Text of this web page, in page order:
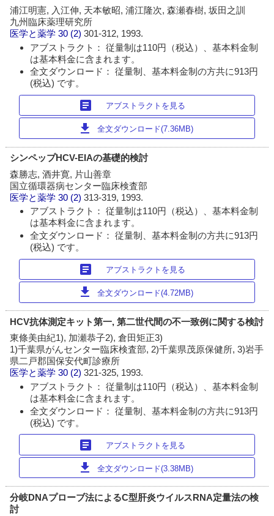
浦江明憲, 入江伸, 天本敏昭, 浦江隆次, 森瀬春樹, 坂田之訓
九州臨床薬理研究所
医学と薬学 30 (2)301-312, 1993.
アブストラクト： 従量制は110円（税込）、基本料金制
は基本料金に含まれます。
全文ダウンロード： 従量制、基本料金制の方共に913円
(税込) です。
article アブストラクトを見る
download 全文ダウンロード(7.36MB)
シンペップHCV-EIAの基礎的検討
森勝志, 酒井寛, 片山善章
国立循環器病センター臨床検査部
医学と薬学 30 (2)313-319, 1993.
アブストラクト： 従量制は110円（税込）、基本料金制
は基本料金に含まれます。
全文ダウンロード： 従量制、基本料金制の方共に913円
(税込) です。
article アブストラクトを見る
download 全文ダウンロード(4.72MB)
HCV抗体測定キット第一, 第二世代間の不一致例に関する検討
東條美由紀1), 加瀬恭子2), 倉田矩正3)
1)千葉県がんセンター臨床検査部, 2)千葉県茂原保健所, 3)岩手
県二戸郡国保安代町診療所
医学と薬学 30 (2)321-325, 1993.
アブストラクト： 従量制は110円（税込）、基本料金制
は基本料金に含まれます。
全文ダウンロード： 従量制、基本料金制の方共に913円
(税込) です。
article アブストラクトを見る
download 全文ダウンロード(3.38MB)
分岐DNAプローブ法によるC型肝炎ウイルスRNA定量法の検
討